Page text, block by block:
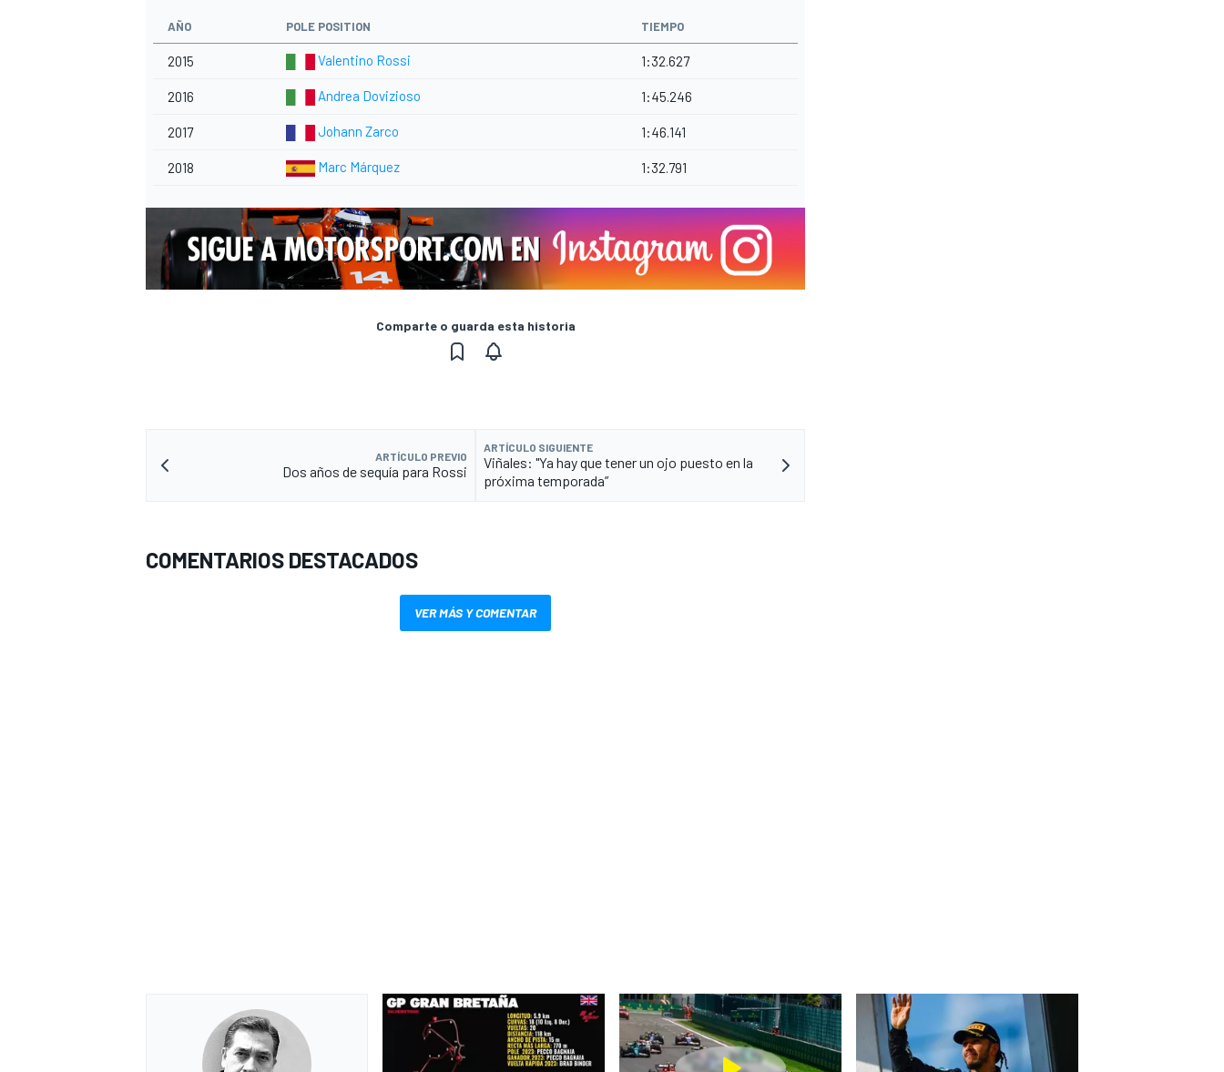
MÁS CATEGORÍAS
AÑO POLE POSITION TIEMPO
2015 Valentino Rossi 1:32.627
2016 Andrea Dovizioso 1:45.246
2017 Johann Zarco 1:46.141
2018 Marc Márquez 1:32.791
Comparte o guarda esta historia
ARTÍCULO PREVIO
Dos años de sequía para Rossi
ARTÍCULO SIGUIENTE
Viñales: "Ya hay que tener un ojo puesto en la
próxima temporada”
COMENTARIOS DESTACADOS
VER MÁS Y COMENTAR